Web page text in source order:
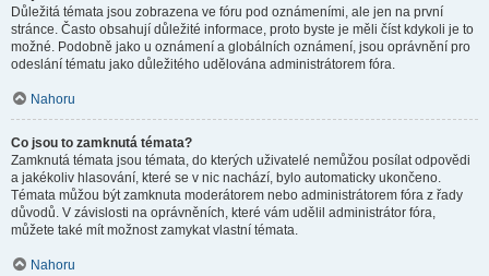
Důležitá témata jsou zobrazena ve fóru pod oznámeními, ale jen na první
stránce. Často obsahují důležité informace, proto byste je měli číst kdykoli je to
možné. Podobně jako u oznámení a globálních oznámení, jsou oprávnění pro
odeslání tématu jako důležitého udělována administrátorem fóra.
Nahoru
Co jsou to zamknutá témata?
Zamknutá témata jsou témata, do kterých uživatelé nemůžou posílat odpovědi
a jakékoliv hlasování, které se v nic nachází, bylo automaticky ukončeno.
Témata můžou být zamknuta moderátorem nebo administrátorem fóra z řady
důvodů. V závislosti na oprávněních, které vám udělil administrátor fóra,
můžete také mít možnost zamykat vlastní témata.
Nahoru